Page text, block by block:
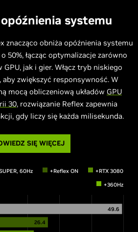
systemu
znacząco obniża opóźnienia systemu
50%, łącząc optymalizacje zarówno
GPU, jak i gier. Włącz tryb niskiego
aby zwiększyć responsywność. W
mocą obliczeniową układów GPU
30, rozwiązanie Reflex zapewnia
gdy liczy się każda milisekunda.
SIĘ WIĘCEJ
60Hz +Reflex ON
+RTX 3080
+360Hz
49.6
26.4